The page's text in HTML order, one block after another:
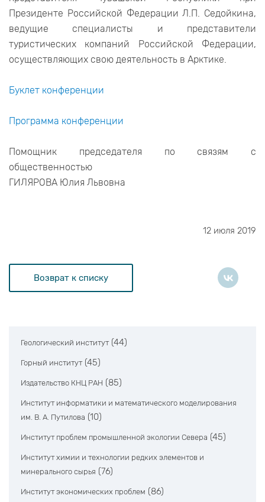
Президенте Российской Федерации Л.П. Седойкина,
ведущие специалисты и представители
туристических компаний Российской Федерации,
осуществляющих свою деятельность в Арктике.
Буклет конференции
Программа конференции
Помощник председателя по связям с
общественностью
ГИЛЯРОВА Юлия Львовна
12 июля 2019
Возврат к списку
Геологический институт (44)
Горный институт (45)
Издательство КНЦ РАН (85)
Институт информатики и математического моделирования
им. В. А. Путилова (10)
Институт проблем промышленной экологии Севера (45)
Институт химии и технологии редких элементов и
минерального сырья (76)
Институт экономических проблем (86)